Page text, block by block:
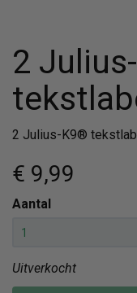
2
2 Julius-K9®
€ 9,99
Aantal
Uitverkocht